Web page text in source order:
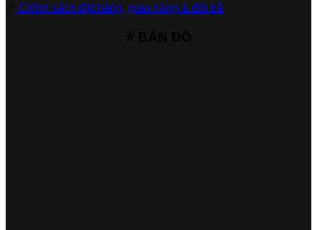
Chính sách đặt hàng, giao hàng & đổi trả